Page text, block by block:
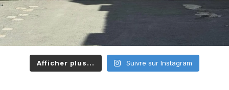
Afficher plus... Suivre sur Instagram